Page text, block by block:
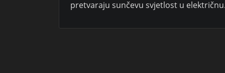
pretvaraju sunčevu svjetlost u